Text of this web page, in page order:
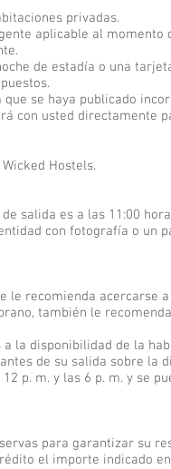
privadas.
aplicable al momento
de estadía o una
se haya publicado
con usted directamente
Hostels.
salida es a las 11:00
con fotografía o
le recomienda acercarse
también le
la disponibilidad de la
de su salida sobre
p. m. y las 6 p. m. y se
para garantizar su
el importe indicado